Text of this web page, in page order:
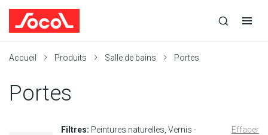
recherche
recherche
navigation
Accueil Produits Salle de bains Portes
Portes
Filtres: Peintures naturelles Vernis -
Effacer